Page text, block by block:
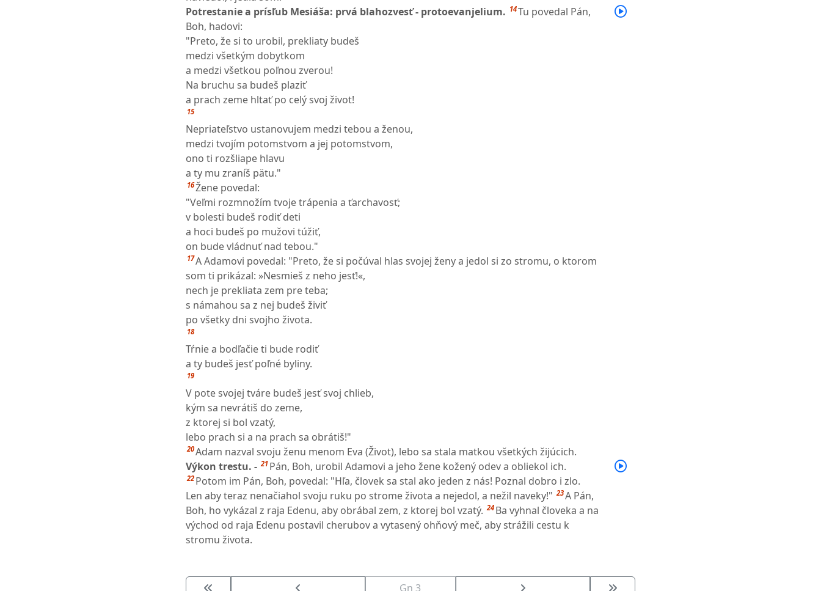
Potrestanie a prísľub Mesiáša: prvá blahozvesť - protoevanjelium. 14Tu povedal Pán,
Boh, hadovi:
"Preto, že si to urobil, prekliaty budeš
medzi všetkým dobytkom
a medzi všetkou poľnou zverou!
Na bruchu sa budeš plaziť
a prach zeme hltať po celý svoj život!
15
Nepriateľstvo ustanovujem medzi tebou a ženou,
medzi tvojím potomstvom a jej potomstvom,
ono ti rozšliape hlavu
a ty mu zraníš pätu."
16Žene povedal:
"Veľmi rozmnožím tvoje trápenia a ťarchavosť;
v bolesti budeš rodiť deti
a hoci budeš po mužovi túžiť,
on bude vládnuť nad tebou."
17A Adamovi povedal: "Preto, že si počúval hlas svojej ženy a jedol si zo stromu, o ktorom
som ti prikázal: »Nesmieš z neho jesť!«,
nech je prekliata zem pre teba;
s námahou sa z nej budeš živiť
po všetky dni svojho života.
18
Tŕnie a bodľačie ti bude rodiť
a ty budeš jesť poľné byliny.
19
V pote svojej tváre budeš jesť svoj chlieb,
kým sa nevrátiš do zeme,
z ktorej si bol vzatý,
lebo prach si a na prach sa obrátiš!"
20Adam nazval svoju ženu menom Eva (Život), lebo sa stala matkou všetkých žijúcich.
Výkon trestu. - 21 Pán, Boh, urobil Adamovi a jeho žene kožený odev a obliekol ich.
22 Potom im Pán, Boh, povedal: "Hľa, človek sa stal ako jeden z nás! Poznal dobro i zlo.
Len aby teraz nenačiahol svoju ruku po strome života a nejedol, a nežil naveky!" 23A Pán,
Boh, ho vykázal z raja Edenu, aby obrábal zem, z ktorej bol vzatý. 24 Ba vyhnal človeka a na
východ od raja Edenu postavil cherubov a vytasený ohňový meč, aby strážili cestu k
stromu života.
Gn 3